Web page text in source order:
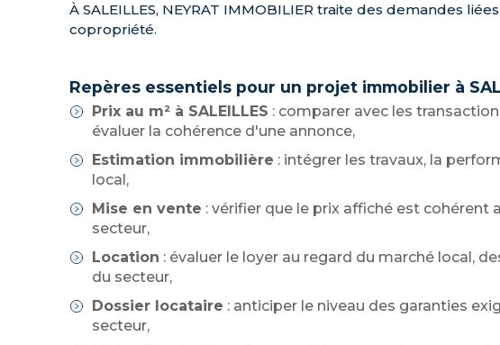
À SALEILLES, NEYRAT IMMOBILIER traite des demandes
copropriété.
Repères essentiels pour un projet immobilier à
Prix au m² à SALEILLES : comparer avec les
évaluer la cohérence d'une annonce,
Estimation immobilière : intégrer les travaux, la
local,
Mise en vente : vérifier que le prix affiché est
secteur,
Location : évaluer le loyer au regard du marché local,
du secteur,
Dossier locataire : anticiper le niveau des garanties
secteur,